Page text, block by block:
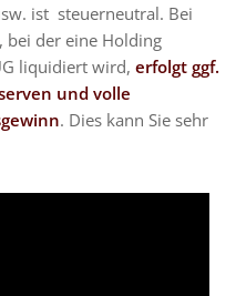
ist steuerneutral. Bei
, bei der eine Holding
liquidiert wird,erfolgt ggf.
und volle
. Dies kann Sie sehr